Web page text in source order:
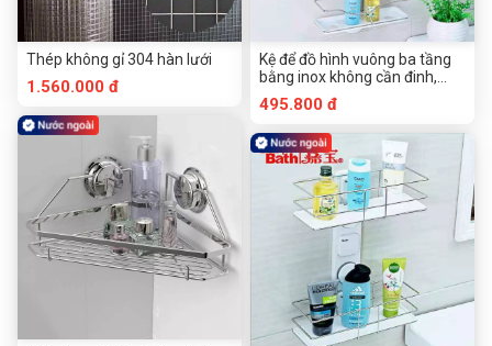
Thép không gỉ 304 hàn lưới
1.560.000 đ
Kệ để đồ hình vuông ba tầng
bằng inox không cần đinh,
không cần khoan của Jiabao
495.800 đ